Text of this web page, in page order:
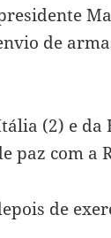
de
(2) e
paz com a
de